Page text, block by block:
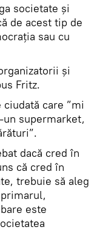
societate şi
de acest tip de
sau cu
şi
Fritz.
care ”mi
supermarket,
dacă cred în
că cred în
trebuie să aleg
este